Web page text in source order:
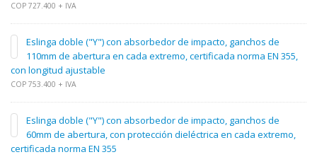
COP 727.400 + IVA
Eslinga doble ("Y") con absorbedor de impacto, ganchos de
110mm de abertura en cada extremo, certificada norma EN 355,
con longitud ajustable
COP 753.400 + IVA
Eslinga doble ("Y") con absorbedor de impacto, ganchos de
60mm de abertura, con protección dieléctrica en cada extremo,
certificada norma EN 355